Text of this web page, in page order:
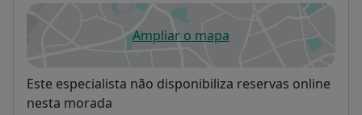
Ampliar o mapaabre num novo separador
Disponibilidade
Este especialista não disponibiliza reservas online
nesta morada